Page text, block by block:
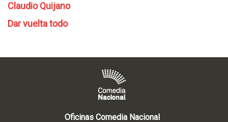
Claudio Quijano
Dar vuelta todo
Oficinas Comedia Nacional